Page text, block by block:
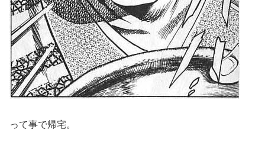
って事で帰宅。